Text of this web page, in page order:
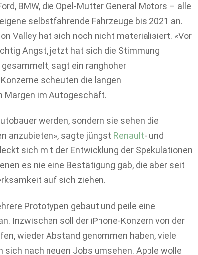
BMW, die Opel-Mutter General Motors – alle
selbstfahrende Fahrzeuge bis 2021 an.
Valley hat sich noch nicht materialisiert. «Vor
Angst, jetzt hat sich die Stimmung
sagt ein ranghoher
scheuten die langen
Margen im Autogeschäft.
werden, sondern sie sehen die
anzubieten», sagte jüngst Renault- und
sich mit der Entwicklung der Spekulationen
es nie eine Bestätigung gab, die aber seit
auf sich ziehen.
Prototypen gebaut und peile eine
Inzwischen soll der iPhone-Konzern von der
wieder Abstand genommen haben, viele
nach neuen Jobs umsehen. Apple wolle